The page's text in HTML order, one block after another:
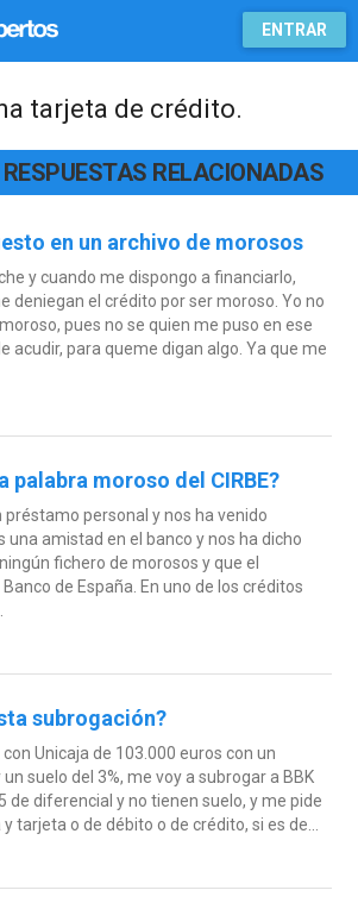
ENTRAR
tarjeta de crédito.
RELACIONADAS
en un archivo de morosos
y cuando me dispongo a financiarlo,
deniegan el crédito por ser moroso. Yo no
pues no se quien me puso en ese
acudir, para queme digan algo. Ya que me
palabra moroso del CIRBE?
personal y nos ha venido
una amistad en el banco y nos ha dicho
fichero de morosos y que el
de España. En uno de los créditos
subrogación?
Unicaja de 103.000 euros con un
suelo del 3%, me voy a subrogar a BBK
de diferencial y no tienen suelo, y me pide
tarjeta o de débito o de crédito, si es de...